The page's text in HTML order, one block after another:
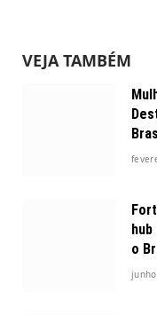
VEJA TAMBÉM
o